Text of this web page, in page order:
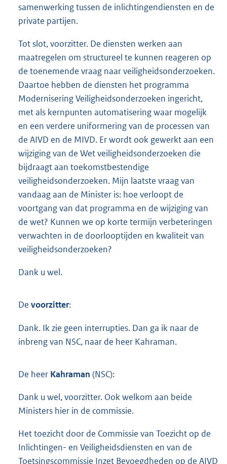
samenwerking tussen de inlichtingendiensten en de
private partijen.
Tot slot, voorzitter. De diensten werken aan
maatregelen om structureel te kunnen reageren op
de toenemende vraag naar veiligheidsonderzoeken.
Daartoe hebben de diensten het programma
Modernisering Veiligheidsonderzoeken ingericht,
met als kernpunten automatisering waar mogelijk
en een verdere uniformering van de processen van
de AIVD en de MIVD. Er wordt ook gewerkt aan een
wijziging van de Wet veiligheidsonderzoeken die
bijdraagt aan toekomstbestendige
veiligheidsonderzoeken. Mijn laatste vraag van
vandaag aan de Minister is: hoe verloopt de
voortgang van dat programma en de wijziging van
de wet? Kunnen we op korte termijn verbeteringen
verwachten in de doorlooptijden en kwaliteit van
veiligheidsonderzoeken?
Dank u wel.
De voorzitter:
Dank. Ik zie geen interrupties. Dan ga ik naar de
inbreng van NSC, naar de heer Kahraman.
De heer Kahraman (NSC):
Dank u wel, voorzitter. Ook welkom aan beide
Ministers hier in de commissie.
Het toezicht door de Commissie van Toezicht op de
Inlichtingen- en Veiligheidsdiensten en van de
Toetsingscommissie Inzet Bevoegdheden op de AIVD